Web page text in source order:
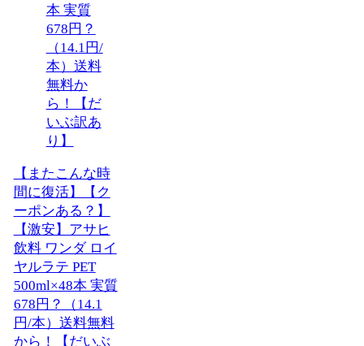
【またこんな時
間に復活】【ク
ーポンある？】
【激安】アサヒ
飲料 ワンダ ロイ
ヤルラテ PET
500ml×48本 実質
678円？（14.1
円/本）送料無料
から！【だいぶ